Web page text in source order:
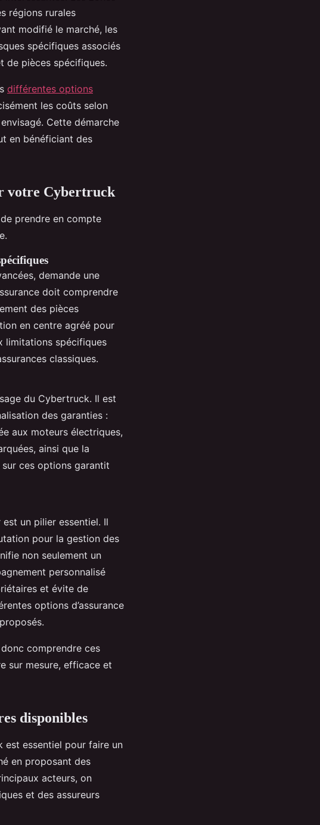
régions rurales
modifié le marché, les
spécifiques associés
de pièces spécifiques.
différentes options
les coûts selon
Cette démarche
en bénéficiant des
votre Cybertruck
prendre en compte
demande une
doit comprendre
des pièces
en centre agréé pour
limitations spécifiques
classiques.
du Cybertruck. Il est
des garanties :
aux moteurs électriques,
ainsi que la
ces options garantit
est un pilier essentiel. Il
pour la gestion des
non seulement un
personnalisé
et évite de
options d’assurance
comprendre ces
sur mesure, efficace et
disponibles
est essentiel pour faire un
en proposant des
acteurs, on
et des assureurs